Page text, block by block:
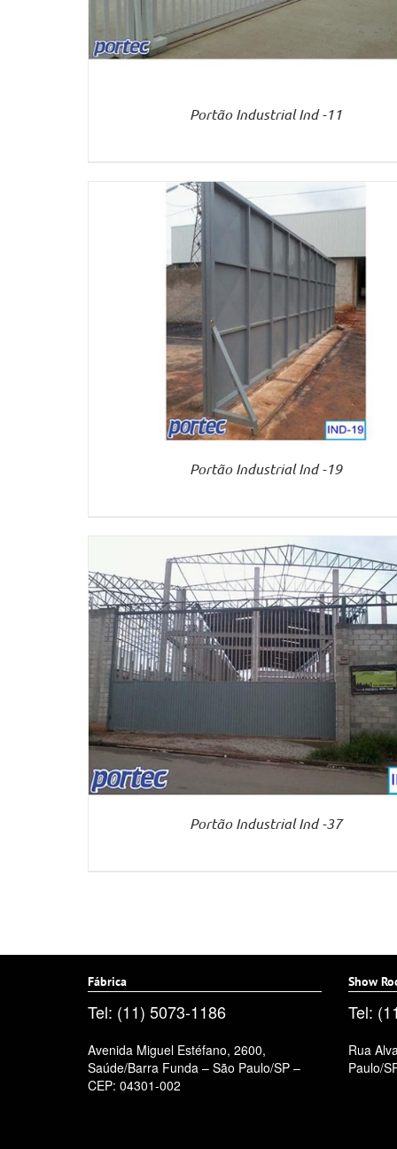
Portão Industrial Ind -11
Portão Industrial Ind -19
VER MAIS
Portão Industrial Ind -37
VER MAIS
Fábrica
Tel: (11) 5073-1186
Avenida Miguel Estéfano, 2600,
Saúde/Barra Funda – São Paulo/SP –
CEP: 04301-002
Show
Tel:
Rua
Paulo/